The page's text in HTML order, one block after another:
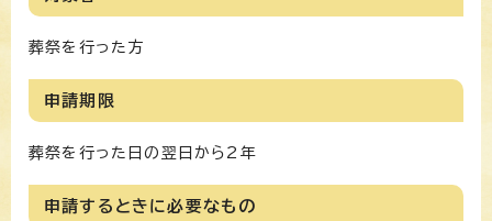
葬祭を行った方
申請期限
葬祭を行った日の翌日から2年
申請するときに必要なもの